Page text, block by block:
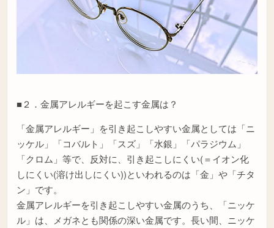
■２．金属アレルギーを起こす金属は？
「金属アレルギー」を引き起こしやすい金属としては「ニ
ッケル」「コバルト」「スズ」「水銀」「パラジウム」
「クロム」等で、反対に、引き起こしにくい(＝イオン化
しにくい(溶け出しにくい))といわれるのは「金」や「チタ
ン」です。
金属アレルギーを引き起こしやすい金属のうち、「ニッケ
ル」は、メガネとも関係の深い金属です。長い間、ニッケ